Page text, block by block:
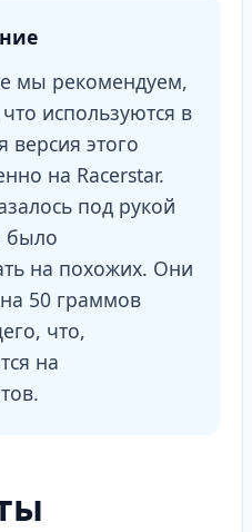
мы рекомендуем,
используются в
версия этого
на Racerstar.
под рукой
было
на похожих. Они
50 граммов
что,
на